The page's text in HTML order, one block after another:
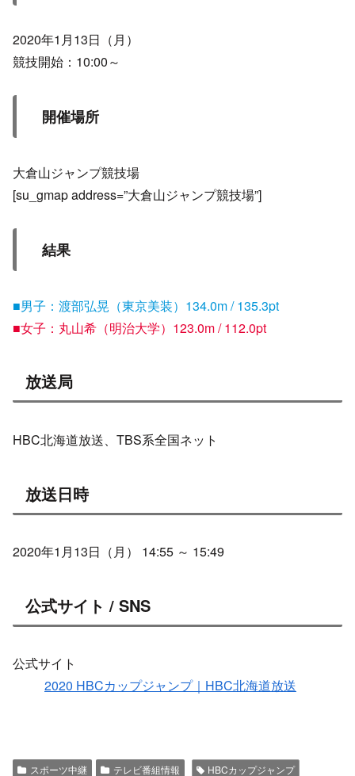
2020年1月13日（月）
競技開始：10:00～
開催場所
大倉山ジャンプ競技場
[su_gmap address=”大倉山ジャンプ競技場”]
結果
■男子：渡部弘晃（東京美装）134.0m / 135.3pt
■女子：丸山希（明治大学）123.0m / 112.0pt
放送局
HBC北海道放送、TBS系全国ネット
放送日時
2020年1月13日（月） 14:55 ～ 15:49
公式サイト / SNS
公式サイト
2020 HBCカップジャンプ｜HBC北海道放送
スポーツ中継 テレビ番組情報 HBCカップジャンプ